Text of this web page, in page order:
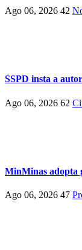
Ago 06, 2026 42
SSPD insta a
Ago 06, 2026 62
MinMinas adopta
Ago 06, 2026 47